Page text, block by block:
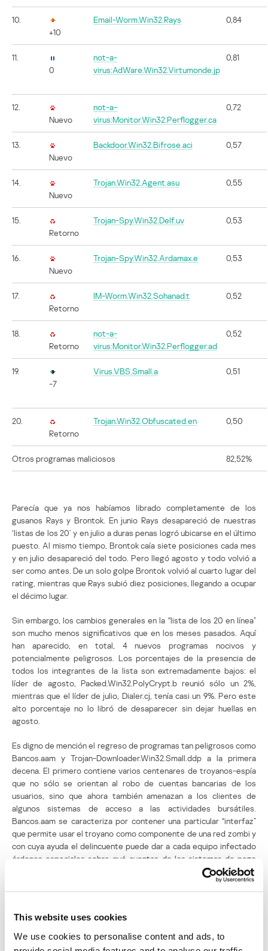
This website uses cookies
We use cookies to personalise content and ads, to
10.
+10
Email-Worm.Win32.Rays 0,84
11.
0
not-a-
virus:AdWare.Win32.Virtumonde.jp
0,81
12.
Nuevo
not-a-
virus:Monitor.Win32.Perflogger.ca
0,72
13.
Nuevo
Backdoor.Win32.Bifrose.aci 0,57
14.
Nuevo
Trojan.Win32.Agent.asu 0,55
15.
Retorno
Trojan-Spy.Win32.Delf.uv 0,53
16.
Nuevo
Trojan-Spy.Win32.Ardamax.e 0,53
17.
Retorno
IM-Worm.Win32.Sohanad.t 0,52
18.
Retorno
not-a-
virus:Monitor.Win32.Perflogger.ad
0,52
19.
-7
Virus.VBS.Small.a 0,51
20.
Retorno
Trojan.Win32.Obfuscated.en 0,50
Otros programas maliciosos 82,52%
Parecía que ya nos habíamos librado completamente de los
gusanos Rays y Brontok. En junio Rays desapareció de nuestras
‘listas de los 20’ y en julio a duras penas logró ubicarse en el último
puesto. Al mismo tiempo, Brontok caía siete posiciones cada mes
y en julio desapareció del todo. Pero llegó agosto y todo volvió a
ser como antes. De un solo golpe Brontok volvió al cuarto lugar del
rating, mientras que Rays subió diez posiciones, llegando a ocupar
el décimo lugar.
Sin embargo, los cambios generales en la “lista de los 20 en línea”
son mucho menos significativos que en los meses pasados. Aquí
han aparecido, en total, 4 nuevos programas nocivos y
potencialmente peligrosos. Los porcentajes de la presencia de
todos los integrantes de la lista son extremadamente bajos: el
líder de agosto, Packed.Win32.PolyCrypt.b reunió sólo un 2%,
mientras que el líder de julio, Dialer.cj, tenía casi un 9%. Pero este
alto porcentaje no lo libró de desaparecer sin dejar huellas en
agosto.
Es digno de mención el regreso de programas tan peligrosos como
Bancos.aam y Trojan-Downloader.Win32.Small.ddp a la primera
decena. El primero contiene varios centenares de troyanos-espía
que no sólo se orientan al robo de cuentas bancarias de los
usuarios, sino que ahora también amenazan a los clientes de
algunos sistemas de acceso a las actividades bursátiles.
Bancos.aam se caracteriza por contener una particular “interfaz”
que permite usar el troyano como componente de una red zombi y
con cuya ayuda el delincuente puede dar a cada equipo infectado
órdenes especiales sobre qué cuentas de los sistemas de pago
deben robar. El descargador Small.ddp también está destinado a
instalar en el sistema infectado otros componentes nocivos que
En general, hay más troyanos-espía que en junio y julio. Entre los
nuevos, vale mencionar al espía Ardamax.e, que es un keylogger y
el módulo Perflogger.ca, que tiene las mismas funciones, pero es